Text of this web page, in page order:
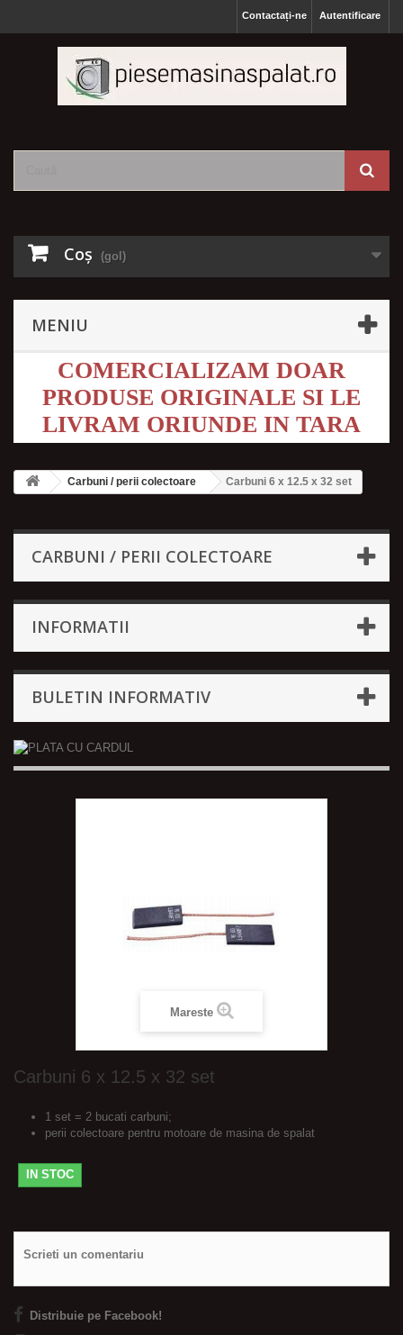
Autentificare
Contactați-ne
Coş (gol)
MENIU
COMERCIALIZAM DOAR
PRODUSE ORIGINALE SI LE
LIVRAM ORIUNDE IN TARA
Carbuni / perii colectoare Carbuni 6 x 12.5 x 32 set
CARBUNI / PERII COLECTOARE
INFORMATII
BULETIN INFORMATIV
Mareste
Carbuni 6 x 12.5 x 32 set
1 set = 2 bucati carbuni;
perii colectoare pentru motoare de masina de spalat
IN STOC
Scrieti un comentariu
Distribuie pe Facebook!